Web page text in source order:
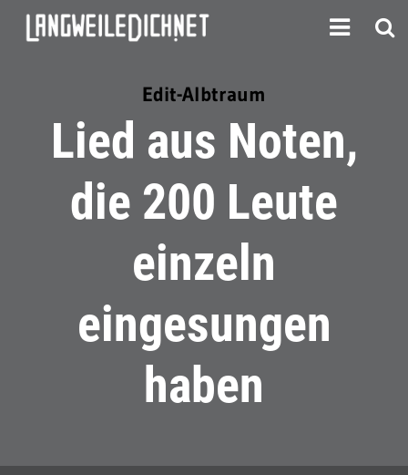
Edit-Albtraum
Lied aus Noten,
die 200 Leute
einzeln
eingesungen
haben